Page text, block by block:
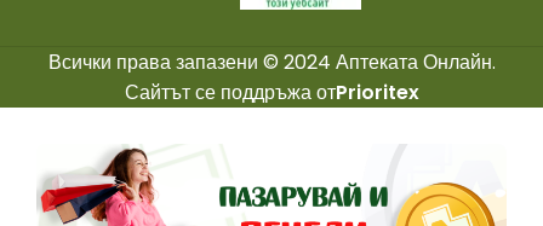
Всички права запазени © 2024 Аптеката Онлайн.
Сайтът се поддръжа отPrioritex